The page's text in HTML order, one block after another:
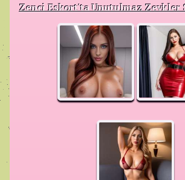
Zenci Eskort'ta Unutulmaz Zevkler